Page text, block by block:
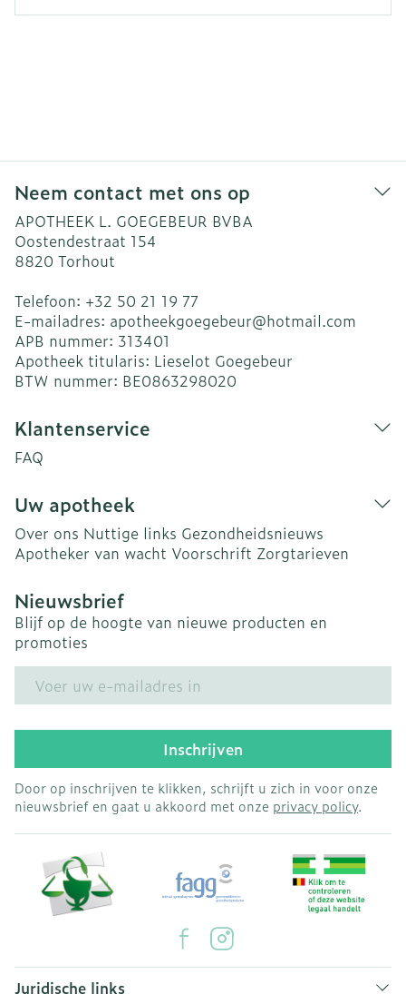
Neem contact met ons op
APOTHEEK L. GOEGEBEUR BVBA
Oostendestraat 154
8820 Torhout
Telefoon: +32 50 21 19 77
E-mailadres: apotheekgoegebeur@hotmail.com
APB nummer: 313401
Apotheek titularis: Lieselot Goegebeur
BTW nummer: BE0863298020
Klantenservice
FAQ
Uw apotheek
Over ons Nuttige links Gezondheidsnieuws
Apotheker van wacht Voorschrift Zorgtarieven
Nieuwsbrief
Blijf op de hoogte van nieuwe producten en
promoties
Inschrijven
Door op inschrijven te klikken, schrijft u zich in voor onze
nieuwsbrief en gaat u akkoord met onze privacy policy.
Juridische links